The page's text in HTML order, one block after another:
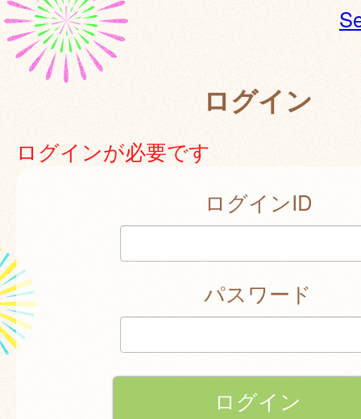
ログイン
ログインが必要です
ログインID
パスワード